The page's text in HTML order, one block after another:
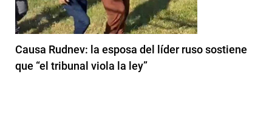
Causa Rudnev: la esposa del líder ruso sostiene
que “el tribunal viola la ley”